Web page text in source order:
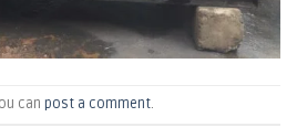
can post a comment.